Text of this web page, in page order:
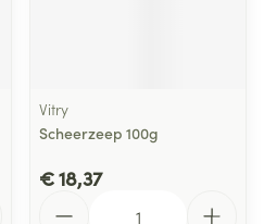
Vitry
Scheerzeep 100g
€ 18,37